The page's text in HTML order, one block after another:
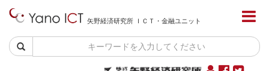
矢野経済研究所 ＩＣＴ・金融ユニット